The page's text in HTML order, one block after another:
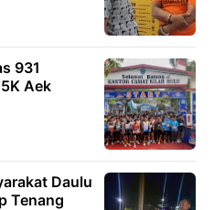
931
Aek
Daulu
Tenang